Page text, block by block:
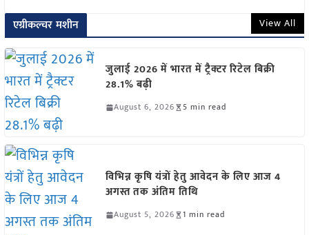
एग्रीकल्चर मशीन View All
जुलाई 2026 में भारत में ट्रैक्टर रिटेल बिक्री
28.1% बढ़ी
August 6, 2026 5 min read
विभिन्न कृषि यंत्रों हेतु आवेदन के लिए आज 4
अगस्त तक अंतिम तिथि
August 5, 2026 1 min read